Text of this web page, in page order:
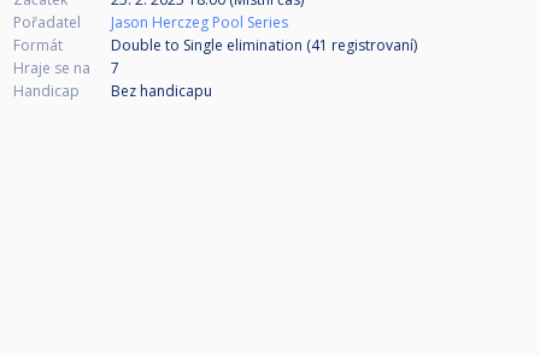
Pořadatel
Jason Herczeg Pool Series
Formát
Double to Single elimination (41 registrovaní)
Hraje se na
7
Handicap
Bez handicapu